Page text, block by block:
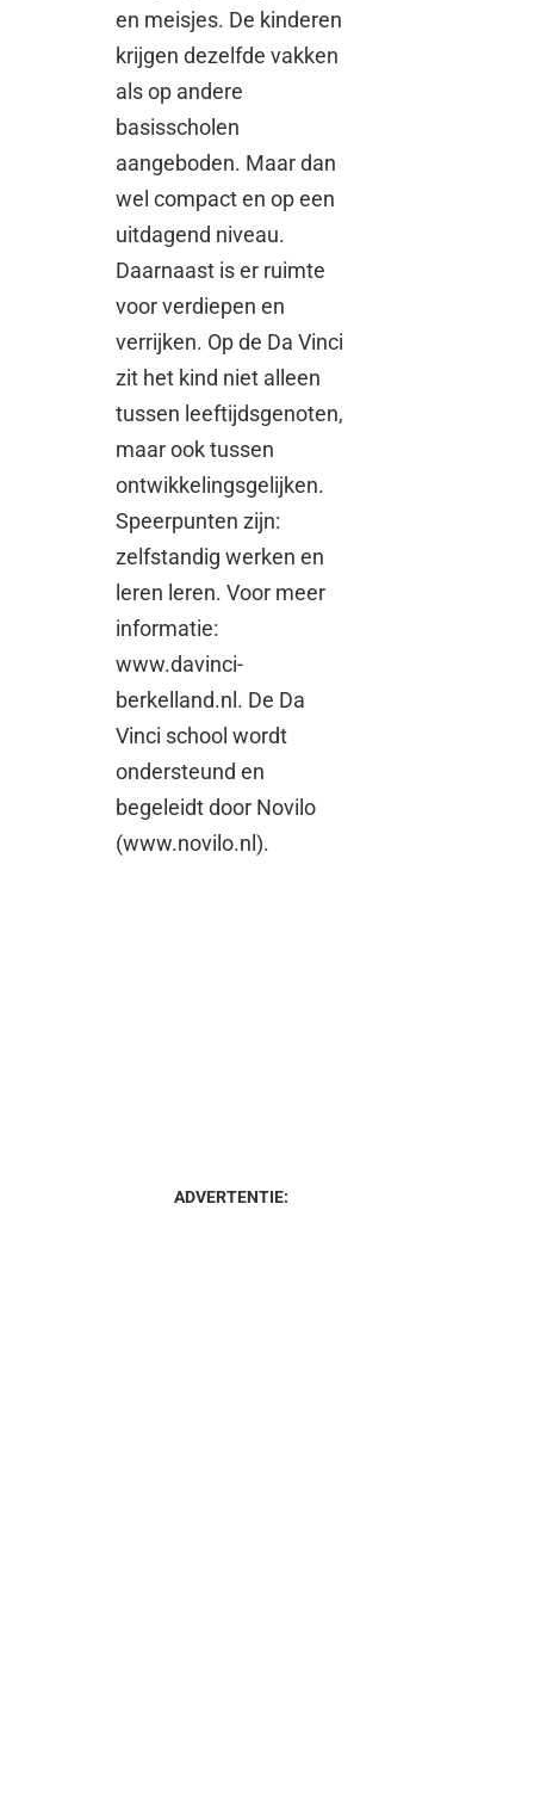
en meisjes. De kinderen
krijgen dezelfde vakken
als op andere
basisscholen
aangeboden. Maar dan
wel compact en op een
uitdagend niveau.
Daarnaast is er ruimte
voor verdiepen en
verrijken. Op de Da Vinci
zit het kind niet alleen
tussen leeftijdsgenoten,
maar ook tussen
ontwikkelingsgelijken.
Speerpunten zijn:
zelfstandig werken en
leren leren. Voor meer
informatie:
www.davinci-
berkelland.nl. De Da
Vinci school wordt
ondersteund en
begeleidt door Novilo
(www.novilo.nl).
ADVERTENTIE: